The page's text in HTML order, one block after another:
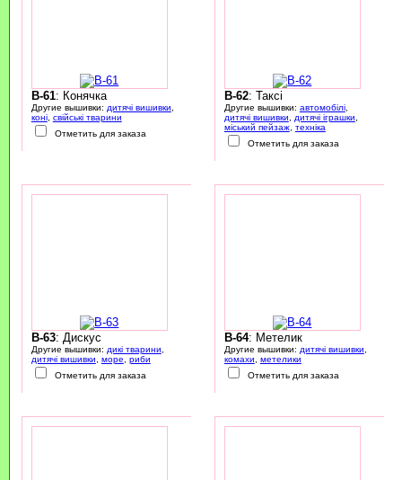
B-61: Конячка
Другие вышивки: дитячі вишивки
коні, свійські тварини
Отметить для заказа
B-62: Таксі
Другие вышивки: автомобілі,
дитячі вишивки
дитячі іграшки
міський пейзаж, техніка
Отметить для заказа
B-63: Дискус
Другие вышивки: дикі тварини
дитячі вишивки
море
риби
Отметить для заказа
B-64: Метелик
Другие вышивки: дитячі вишивки
комахи
метелики
Отметить для заказа